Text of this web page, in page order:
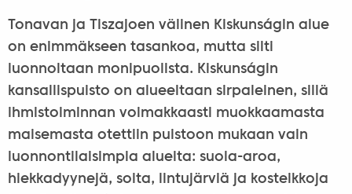
Tonavan ja Tiszajoen välinen Kiskunságin alue
on enimmäkseen tasankoa, mutta silti
luonnoltaan monipuolista. Kiskunságin
kansallispuisto on alueeltaan sirpaleinen, sillä
ihmistoiminnan voimakkaasti muokkaamasta
maisemasta otettiin puistoon mukaan vain
luonnontilaisimpia alueita: suola-aroa,
hiekkadyynejä, soita, lintujärviä ja kosteikkoja